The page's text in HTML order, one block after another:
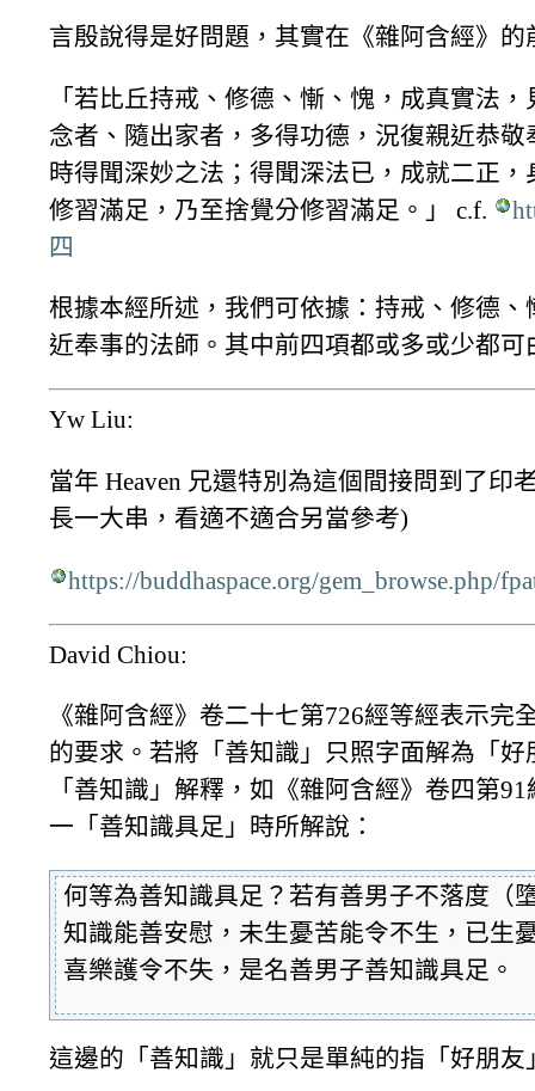
言殷說得是好問題，其實在《雜阿含經》
「若比丘持戒、修德、慚、愧，成真實法
念者、隨出家者，多得功德，況復親近恭
時得聞深妙之法；得聞深法已，成就二正
修習滿足，乃至捨覺分修習滿足。」 c.f.
四
根據本經所述，我們可依據：持戒、修德
近奉事的法師。其中前四項都或多或少都可
Yw Liu:
當年 Heaven 兄還特別為這個間接問到了
長一大串，看適不適合另當參考)
https://buddhaspace.org/gem_browse.php/
David Chiou:
《雜阿含經》卷二十七第726經等經表示
的要求。若將「善知識」只照字面解為「
「善知識」解釋，如《雜阿含經》卷四第
一「善知識具足」時所解說：
何等為善知識具足？若有善男子不落度（
知識能善安慰，未生憂苦能令不生，已生
喜樂護令不失，是名善男子善知識具足。
這邊的「善知識」就只是單純的指「好朋